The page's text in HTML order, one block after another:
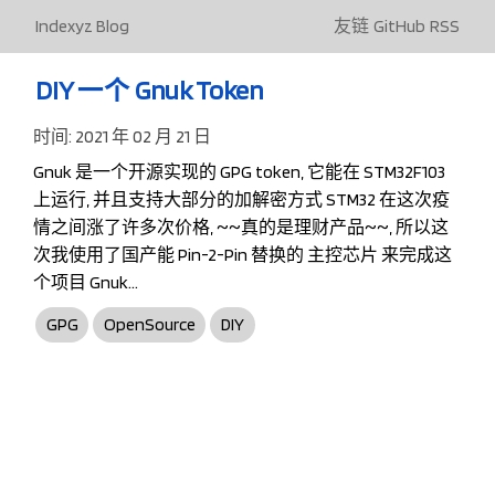
Indexyz Blog 友链 GitHub RSS
DIY 一个 Gnuk Token
时间: 2021 年 02 月 21 日
Gnuk 是一个开源实现的 GPG token, 它能在 STM32F103
上运行, 并且支持大部分的加解密方式 STM32 在这次疫
情之间涨了许多次价格, ~~真的是理财产品~~, 所以这
次我使用了国产能 Pin-2-Pin 替换的 主控芯片 来完成这
个项目 Gnuk…
GPG OpenSource DIY